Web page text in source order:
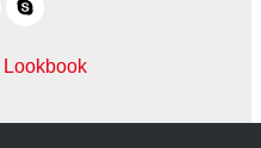
Lookbook